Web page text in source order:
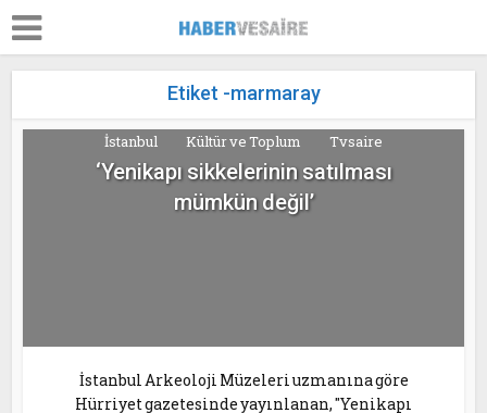
Etiket -marmaray
İstanbul Kültür ve Toplum Tvsaire
‘Yenikapı sikkelerinin satılması
mümkün değil’
İstanbul Arkeoloji Müzeleri uzmanına göre
Hürriyet gazetesinde yayınlanan, "Yenikapı